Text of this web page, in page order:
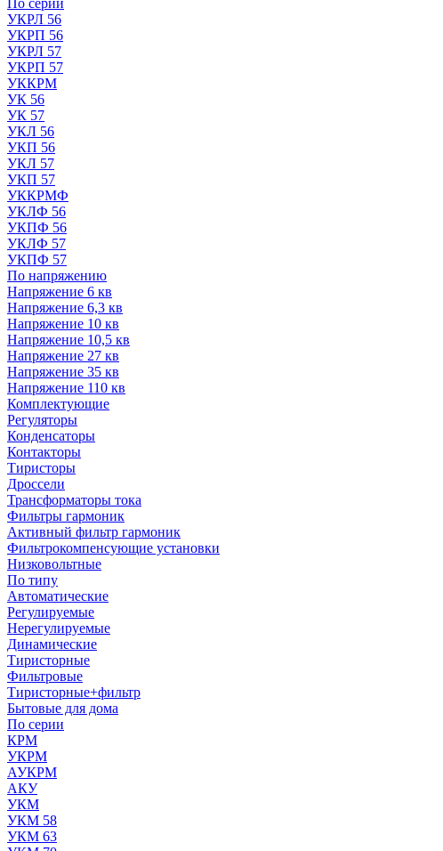
По серии
УКРЛ 56
УКРП 56
УКРЛ 57
УКРП 57
УККРМ
УК 56
УК 57
УКЛ 56
УКП 56
УКЛ 57
УКП 57
УККРМФ
УКЛФ 56
УКПФ 56
УКЛФ 57
УКПФ 57
По напряжению
Напряжение 6 кв
Напряжение 6,3 кв
Напряжение 10 кв
Напряжение 10,5 кв
Напряжение 27 кв
Напряжение 35 кв
Напряжение 110 кв
Комплектующие
Регуляторы
Конденсаторы
Контакторы
Тиристоры
Дроссели
Трансформаторы тока
Фильтры гармоник
Активный фильтр гармоник
Фильтрокомпенсующие установки
Низковольтные
По типу
Автоматические
Регулируемые
Нерегулируемые
Динамические
Тиристорные
Фильтровые
Тиристорные+фильтр
Бытовые для дома
По серии
КРМ
УКРМ
АУКРМ
АКУ
УКМ
УКМ 58
УКМ 63